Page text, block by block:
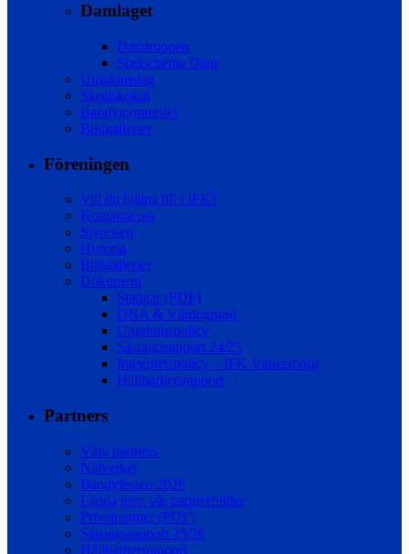
Damlaget
Damtruppen
Spelschema Dam
Ungdomslag
Skridskokul
Bandygymnasiet
Bildgallerier
Föreningen
Vill du hjälpa till i IFK?
Kontakta oss
Styrelsen
Historia
Bildgallerier
Dokument
Stadgar (PDF)
DNA & Värdegrund
Ungdomspolicy
Säsongsrapport 24/25
Integritetspolicy – IFK Vänersborg
Hållbarhetsrapport
Partners
Våra partners
Nätverket
Bandyfesten 2026
Ladda hem vår partnerfolder
Privatpartner (PDF)
Säsongsrapport 25/26
Hållbarhetsrapport